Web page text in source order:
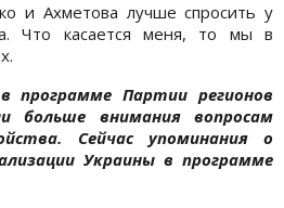
и Ахметова лучше спросить у
Что касается меня, то мы в
программе Партии регионов
больше внимания вопросам
Сейчас упоминания о
Украины в программе